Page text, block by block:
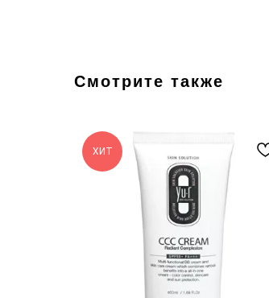
Смотрите также
ХИТ